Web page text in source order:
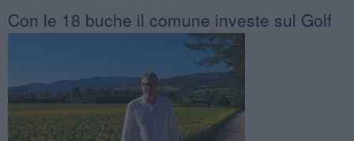
Con le 18 buche il comune investe sul Golf